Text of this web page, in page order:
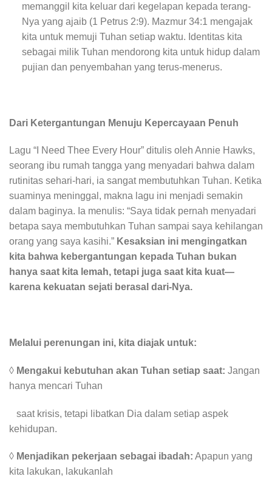
memanggil kita keluar dari kegelapan kepada terang-
Nya yang ajaib (1 Petrus 2:9). Mazmur 34:1 mengajak
kita untuk memuji Tuhan setiap waktu. Identitas kita
sebagai milik Tuhan mendorong kita untuk hidup dalam
pujian dan penyembahan yang terus-menerus.
Dari Ketergantungan Menuju Kepercayaan Penuh
Lagu “I Need Thee Every Hour” ditulis oleh Annie Hawks,
seorang ibu rumah tangga yang menyadari bahwa dalam
rutinitas sehari-hari, ia sangat membutuhkan Tuhan. Ketika
suaminya meninggal, makna lagu ini menjadi semakin
dalam baginya. Ia menulis: “Saya tidak pernah menyadari
betapa saya membutuhkan Tuhan sampai saya kehilangan
orang yang saya kasihi.” Kesaksian ini mengingatkan
kita bahwa kebergantungan kepada Tuhan bukan
hanya saat kita lemah, tetapi juga saat kita kuat—
karena kekuatan sejati berasal dari-Nya.
Melalui perenungan ini, kita diajak untuk:
◊ Mengakui kebutuhan akan Tuhan setiap saat: Jangan
hanya mencari Tuhan
saat krisis, tetapi libatkan Dia dalam setiap aspek
kehidupan.
◊ Menjadikan pekerjaan sebagai ibadah: Apapun yang
kita lakukan, lakukanlah